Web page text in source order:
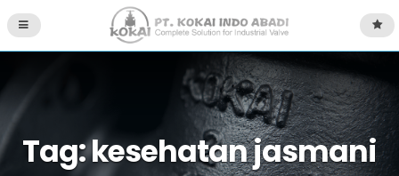
Tag:kesehatan jasmani